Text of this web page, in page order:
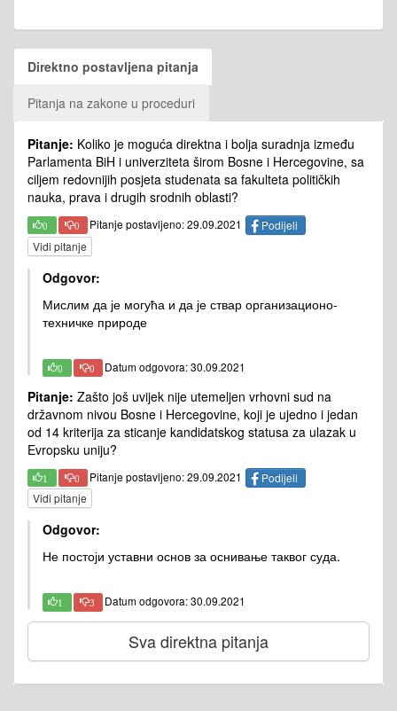
Direktno postavljena pitanja
Pitanja na zakone u proceduri
Pitanje: Koliko je moguća direktna i bolja suradnja između
Parlamenta BiH i univerziteta širom Bosne i Hercegovine, sa
ciljem redovnijih posjeta studenata sa fakulteta političkih
nauka, prava i drugih srodnih oblasti?
0 0 Pitanje postavljeno: 29.09.2021
Podijeli
Vidi pitanje
Odgovor:
Мислим да је могућа и да је ствар организационо-
техничке природе
0 0 Datum odgovora: 30.09.2021
Pitanje: Zašto još uvijek nije utemeljen vrhovni sud na
državnom nivou Bosne i Hercegovine, koji je ujedno i jedan
od 14 kriterija za sticanje kandidatskog statusa za ulazak u
Evropsku uniju?
1 0 Pitanje postavljeno: 29.09.2021
Podijeli
Vidi pitanje
Odgovor:
Не постоји уставни основ за оснивање таквог суда.
1 3 Datum odgovora: 30.09.2021
Sva direktna pitanja